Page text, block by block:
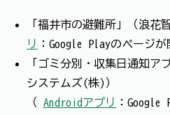
「福井市の避難所」（浪花
リ
：Google Playのページが
「ゴミ分別・収集日通知
システムズ(株)）
（ Androidアプリ
：Google